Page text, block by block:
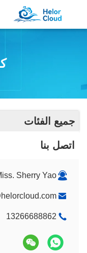
جميع الفئات
اتصل بنا
Sherry Yao
13266688862